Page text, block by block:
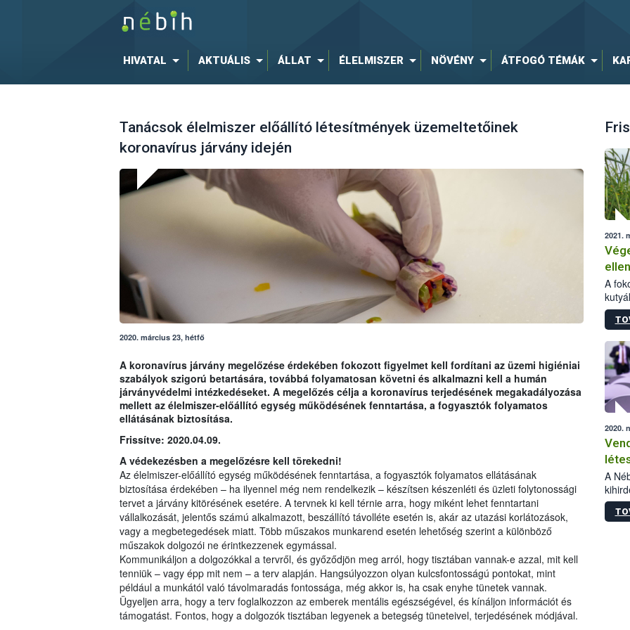
HIVATAL AKTUÁLIS ÁLLAT ÉLELMISZER NÖVÉNY ÁTFOGÓ TÉMÁK
Tanácsok élelmiszer előállító létesítmények üzemeltetőinek
koronavírus járvány idején
2020. március 23, hétfő
A koronavírus járvány megelőzése érdekében fokozott figyelmet kell fordítani az üzemi higiéniai
szabályok szigorú betartására, továbbá folyamatosan követni és alkalmazni kell a humán
járványvédelmi intézkedéseket. A megelőzés célja a koronavírus terjedésének megakadályozása
mellett az élelmiszer-előállító egység működésének fenntartása, a fogyasztók folyamatos
ellátásának biztosítása.
Frissítve: 2020.04.09.
A védekezésben a megelőzésre kell törekedni!
Az élelmiszer-előállító egység működésének fenntartása, a fogyasztók folyamatos ellátásának
biztosítása érdekében – ha ilyennel még nem rendelkezik – készítsen készenléti és üzleti folytonossági
tervet a járvány kitörésének esetére. A tervnek ki kell térnie arra, hogy miként lehet fenntartani
vállalkozását, jelentős számú alkalmazott, beszállító távolléte esetén is, akár az utazási korlátozások,
vagy a megbetegedések miatt. Több műszakos munkarend esetén lehetőség szerint a különböző
műszakok dolgozói ne érintkezzenek egymással.
Kommunikáljon a dolgozókkal a tervről, és győződjön meg arról, hogy tisztában vannak-e azzal, mit kell
tenniük – vagy épp mit nem – a terv alapján. Hangsúlyozzon olyan kulcsfontosságú pontokat, mint
például a munkától való távolmaradás fontossága, még akkor is, ha csak enyhe tünetek vannak.
Ügyeljen arra, hogy a terv foglalkozzon az emberek mentális egészségével, és kínáljon információt és
támogatást. Fontos, hogy a dolgozók tisztában legyenek a betegség tüneteivel, terjedésének módjával.
2021.
A
idő.
2020.
A